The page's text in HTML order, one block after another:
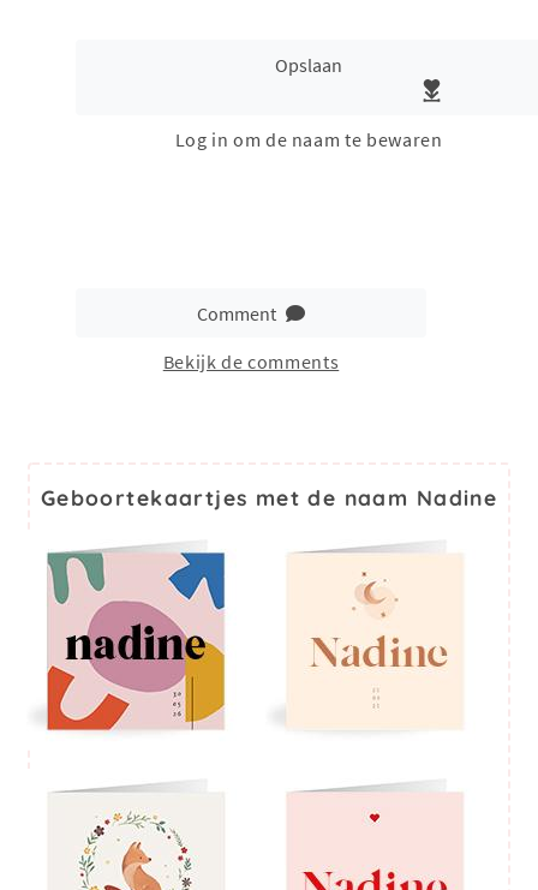
Opslaan
Log in om de naam te bewaren
Comment
Bekijk de comments
Geboortekaartjes met de naam Nadine